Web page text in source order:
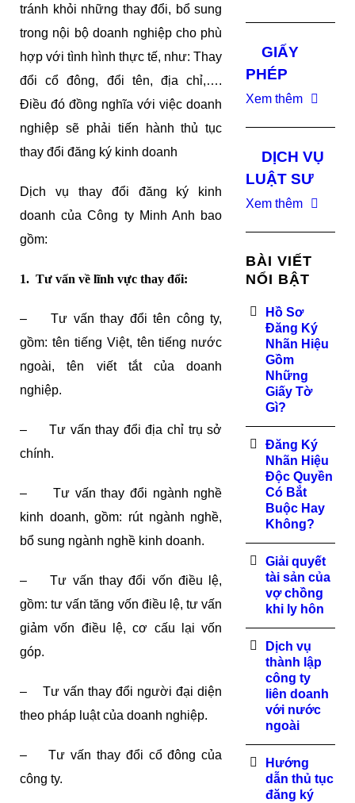
tránh khỏi những thay đổi, bổ sung
trong nội bộ doanh nghiệp cho phù
hợp với tình hình thực tế, như: Thay
đổi cổ đông, đổi tên, địa chỉ,….
Điều đó đồng nghĩa với việc doanh
nghiệp sẽ phải tiến hành thủ tục
thay đổi đăng ký kinh doanh
Dịch vụ thay đổi đăng ký kinh
doanh của Công ty Minh Anh bao
gồm:
1. Tư vấn về lĩnh vực thay đổi:
– Tư vấn thay đổi tên công ty,
gồm: tên tiếng Việt, tên tiếng nước
ngoài, tên viết tắt của doanh
nghiệp.
– Tư vấn thay đổi địa chỉ trụ sở
chính.
– Tư vấn thay đổi ngành nghề
kinh doanh, gồm: rút ngành nghề,
bổ sung ngành nghề kinh doanh.
– Tư vấn thay đổi vốn điều lệ,
gồm: tư vấn tăng vốn điều lệ, tư vấn
giảm vốn điều lệ, cơ cấu lại vốn
góp.
– Tư vấn thay đổi người đại diện
theo pháp luật của doanh nghiệp.
– Tư vấn thay đổi cổ đông của
công ty.
GIẤY
PHÉP
Xem thêm
DỊCH VỤ
LUẬT SƯ
Xem thêm
BÀI VIẾT
NỔI BẬT
Hồ Sơ
Đăng Ký
Nhãn Hiệu
Gồm
Những
Giấy Tờ
Gì?
Đăng Ký
Nhãn Hiệu
Độc Quyền
Có Bắt
Buộc Hay
Không?
Giải quyết
tài sản của
vợ chồng
khi ly hôn
Dịch vụ
thành lập
công ty
liên doanh
với nước
ngoài
Hướng
dẫn thủ tục
đăng ký